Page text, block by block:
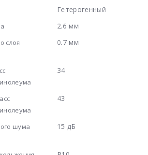
Гетерогенный
2.6 мм
слоя
0.7 мм
34
43
шума
15 дБ